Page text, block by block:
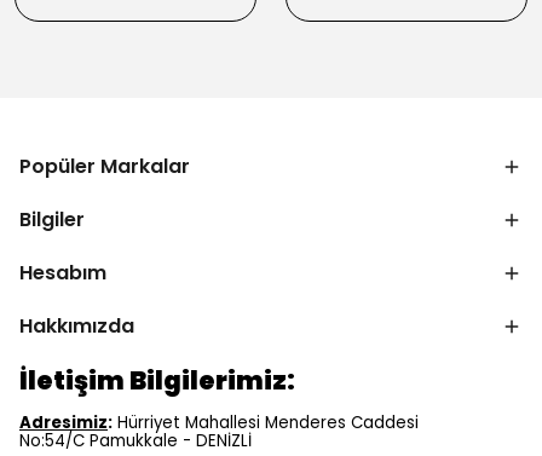
Popüler Markalar
Bilgiler
Hesabım
Hakkımızda
İletişim Bilgilerimiz:
Adresimiz: Hürriyet Mahallesi Menderes Caddesi
No:54/C Pamukkale - DENİZLİ